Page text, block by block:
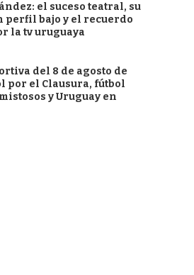
el suceso teatral, su
perfil bajo y el recuerdo
la tv uruguaya
del 8 de agosto de
por el Clausura, fútbol
y Uruguay en